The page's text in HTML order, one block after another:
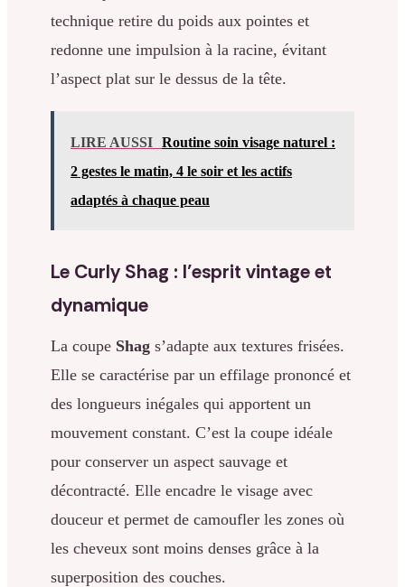
technique retire du poids aux pointes et
redonne une impulsion à la racine, évitant
l’aspect plat sur le dessus de la tête.
LIRE AUSSI Routine soin visage naturel :
2 gestes le matin, 4 le soir et les actifs
adaptés à chaque peau
Le Curly Shag : l’esprit vintage et
dynamique
La coupe Shag s’adapte aux textures frisées.
Elle se caractérise par un effilage prononcé et
des longueurs inégales qui apportent un
mouvement constant. C’est la coupe idéale
pour conserver un aspect sauvage et
décontracté. Elle encadre le visage avec
douceur et permet de camoufler les zones où
les cheveux sont moins denses grâce à la
superposition des couches.